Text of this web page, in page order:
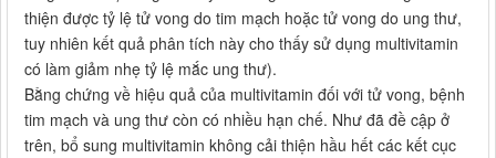
thiện được tỷ lệ tử vong do tim mạch hoặc tử vong do ung thư,
tuy nhiên kết quả phân tích này cho thấy sử dụng multivitamin
có làm giảm nhẹ tỷ lệ mắc ung thư).
Bằng chứng về hiệu quả của multivitamin đối với tử vong, bệnh
tim mạch và ung thư còn có nhiều hạn chế. Như đã đề cập ở
trên, bổ sung multivitamin không cải thiện hầu hết các kết cục